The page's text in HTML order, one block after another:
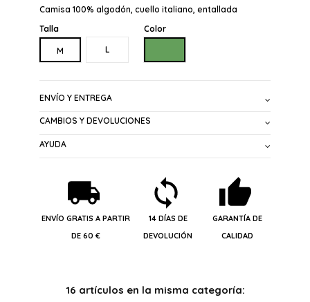
Camisa 100% algodón, cuello italiano, entallada
Talla
M L
Color
ENVÍO Y ENTREGA
CAMBIOS Y DEVOLUCIONES
AYUDA
ENVÍO GRATIS A PARTIR
DE 60 €
14 DÍAS DE
DEVOLUCIÓN
GARANTÍA DE
CALIDAD
16 artículos en la misma categoría: